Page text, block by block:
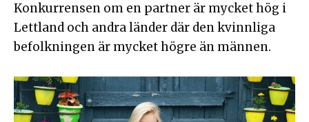
Konkurrensen om en partner är mycket hög i
Lettland och andra länder där den kvinnliga
befolkningen är mycket högre än männen.